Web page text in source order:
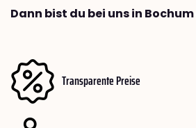
Dann bist du bei uns in
Transparente Preise